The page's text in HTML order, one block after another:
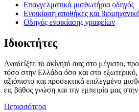
Επαγγελματικά μισθωτήρια οδηγός
Ενοικίαση αποθήκες και
Οδηγός ενοικίασης γραφείων
Ιδιοκτήτες
Αναδείξτε το ακίνητό σας στο μέγιστο,
τόσο στην Ελλάδα όσο και στο εξωτερικό,
αξιόπιστο και προσεκτικά επιλεγμένο
εις βάθος γνώση και την εμπειρία μας
Περισσότερα